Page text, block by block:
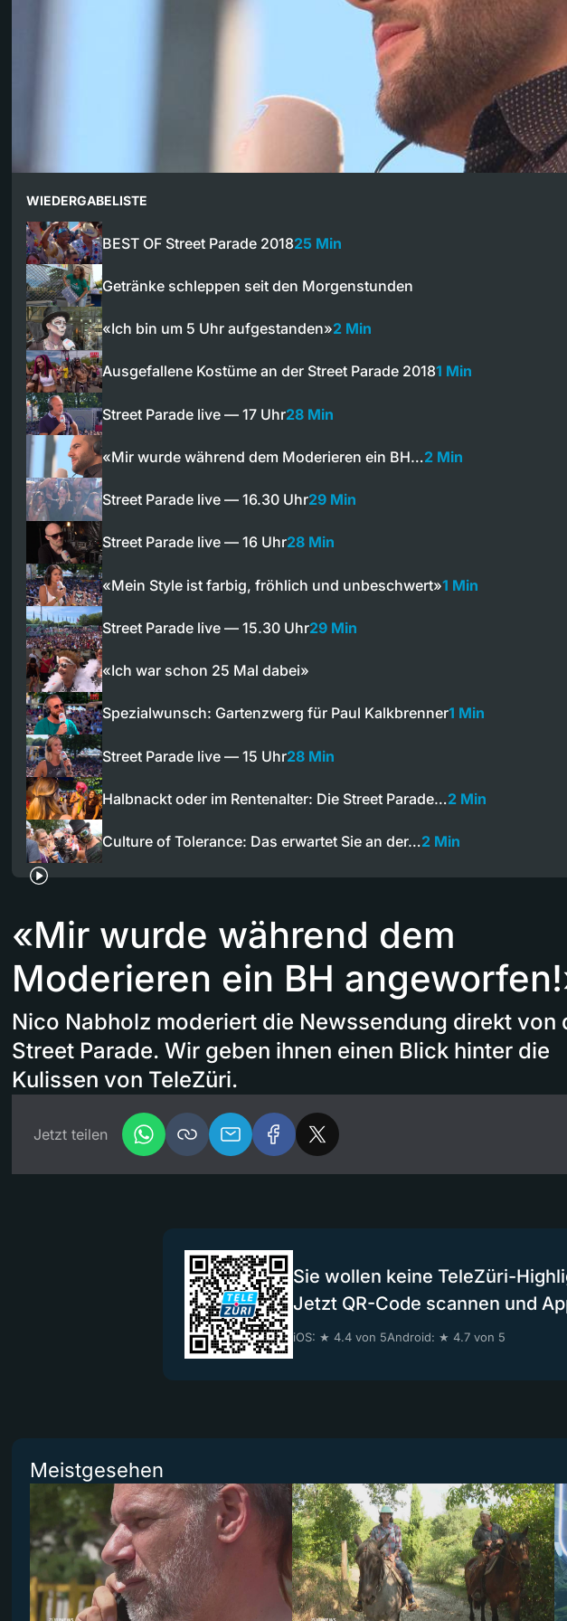
WIEDERGABELISTE
BEST OF Street Parade 201825 Min
Getränke schleppen seit den Morgenstunden
«Ich bin um 5 Uhr aufgestanden»2 Min
Ausgefallene Kostüme an der Street Parade 20181 Min
Street Parade live — 17 Uhr28 Min
«Mir wurde während dem Moderieren ein BH…2 Min
Street Parade live — 16.30 Uhr29 Min
Street Parade live — 16 Uhr28 Min
«Mein Style ist farbig, fröhlich und unbeschwert»1 Min
Street Parade live — 15.30 Uhr29 Min
«Ich war schon 25 Mal dabei»
Spezialwunsch: Gartenzwerg für Paul Kalkbrenner1 Min
Street Parade live — 15 Uhr28 Min
Halbnackt oder im Rentenalter: Die Street Parade…2 Min
Culture of Tolerance: Das erwartet Sie an der…2 Min
«Mir wurde während dem
Moderieren ein BH
Nico Nabholz moderiert die Newssendung direkt von
Street Parade. Wir geben ihnen einen Blick hinter die
Kulissen von TeleZüri.
Jetzt teilen
Sie wollen keine TeleZüri-
Jetzt QR-Code scannen und
iOS: ★ 4.4 von 5Android: ★ 4.7 von 5
Meistgesehen